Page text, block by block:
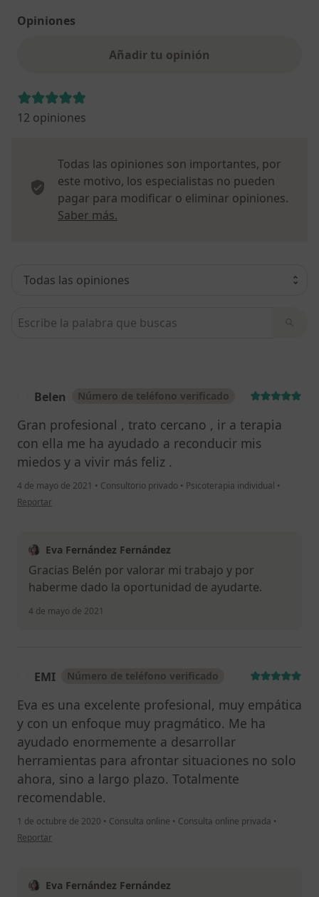
Opiniones
Añadir tu opinión
12 opiniones
Todas las opiniones son importantes, por
este motivo, los especialistas no pueden
pagar para modificar o eliminar opiniones.
Saber más.
Busca en opiniones
Belen Número de teléfono verificado
Gran profesional , trato cercano , ir a terapia
con ella me ha ayudado a reconducir mis
miedos y a vivir más feliz .
4 de mayo de 2021 • Consultorio privado • Psicoterapia individual •
en opinión del usuario Belen
Reportar
Eva Fernández Fernández
Gracias Belén por valorar mi trabajo y por
haberme dado la oportunidad de ayudarte.
4 de mayo de 2021
EMI Número de teléfono verificado
Eva es una excelente profesional, muy empática
y con un enfoque muy pragmático. Me ha
ayudado enormemente a desarrollar
herramientas para afrontar situaciones no solo
ahora, sino a largo plazo. Totalmente
recomendable.
1 de octubre de 2020 • Consulta online • Consulta online privada •
en opinión del usuario EMI
Reportar
Eva Fernández Fernández